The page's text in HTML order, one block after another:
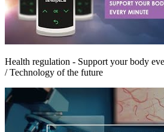
Health regulation - Support your body
/ Technology of the future